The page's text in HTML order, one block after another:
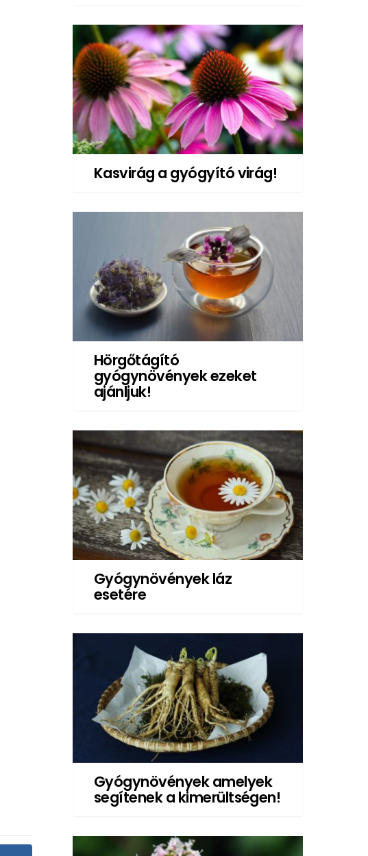
Kasvirág a gyógyító virág!
Hörgőtágító
gyógynövények ezeket
ajánljuk!
Gyógynövények láz
esetére
Gyógynövények amelyek
segítenek a kimerültségen!